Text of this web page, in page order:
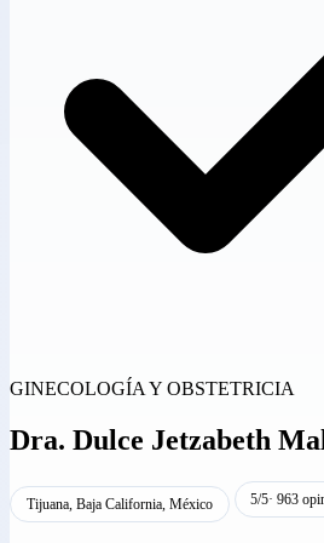
GINECOLOGÍA Y OBSTETRICIA
Dra. Dulce Jetzabeth
Tijuana, Baja California, México 5/5· 963